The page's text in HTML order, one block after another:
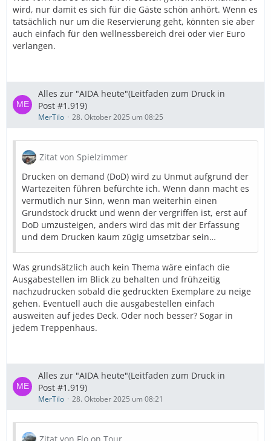
wird, nur damit es sich für die Gäste schön anhört. Wenn es
tatsächlich nur um die Reservierung geht, könnten sie aber
auch einfach für den wellnessbereich drei oder vier Euro
verlangen.
Alles zur "AIDA heute"(Leitfaden zum Druck in
Post #1.919)
MerTilo 28. Oktober 2025 um 08:25
Zitat von Spielzimmer
Drucken on demand (DoD) wird zu Unmut aufgrund der
Wartezeiten führen befürchte ich. Wenn dann macht es
vermutlich nur Sinn, wenn man weiterhin einen
Grundstock druckt und wenn der vergriffen ist, erst auf
DoD umzusteigen, anders wird das mit der Erfassung
und dem Drucken kaum zügig umsetzbar sein…
Was grundsätzlich auch kein Thema wäre einfach die
Ausgabestellen im Blick zu behalten und frühzeitig
nachzudrucken sobald die gedruckten Exemplare zu neige
gehen. Eventuell auch die ausgabestellen einfach
ausweiten auf jedes Deck. Oder noch besser? Sogar in
jedem Treppenhaus.
Alles zur "AIDA heute"(Leitfaden zum Druck in
Post #1.919)
MerTilo 28. Oktober 2025 um 08:21
Zitat von Flo on Tour